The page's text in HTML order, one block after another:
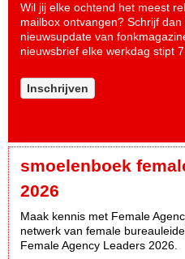
Wil jij elke ochtend het meest
mailbox ontvangen? Schrijf dan
nieuwsupdate van
nieuwsbrief elke werkdag stipt
Inschrijven
smoelenboek
2026
Maak kennis met Female
netwerk van female
Female Agency Leaders 2026.